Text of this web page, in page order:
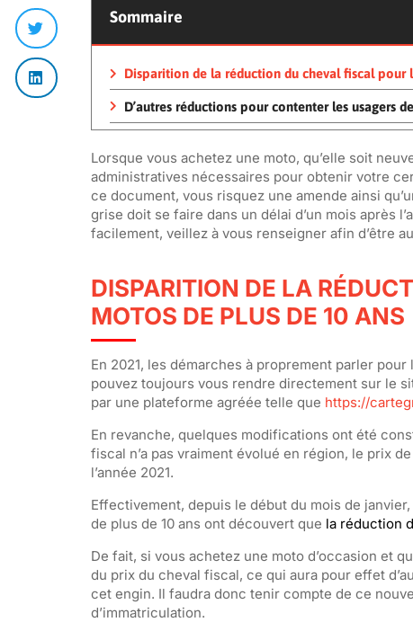
Sommaire
Disparition de la réduction du cheval fiscal pour
D’autres réductions pour contenter les usagers
Lorsque vous achetez une moto, qu’elle soit
administratives nécessaires pour obtenir votre
ce document, vous risquez une amende ainsi
grise doit se faire dans un délai d’un mois après
facilement, veillez à vous renseigner afin d’être
DISPARITION DE LA
MOTOS DE PLUS DE 10 ANS
En 2021, les démarches à proprement parler
pouvez toujours vous rendre directement sur le
par une plateforme agréée telle que https://
En revanche, quelques modifications ont été
fiscal n’a pas vraiment évolué en région, le prix
l’année 2021.
Effectivement, depuis le début du mois de
de plus de 10 ans ont découvert que la réduction
De fait, si vous achetez une moto d’occasion et
du prix du cheval fiscal, ce qui aura pour effet
cet engin. Il faudra donc tenir compte de ce
d’immatriculation.